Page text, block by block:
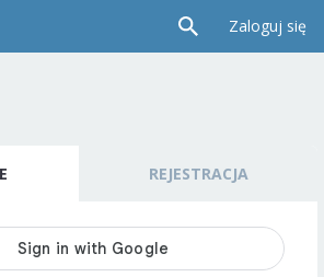
Zaloguj się
REJESTRACJA